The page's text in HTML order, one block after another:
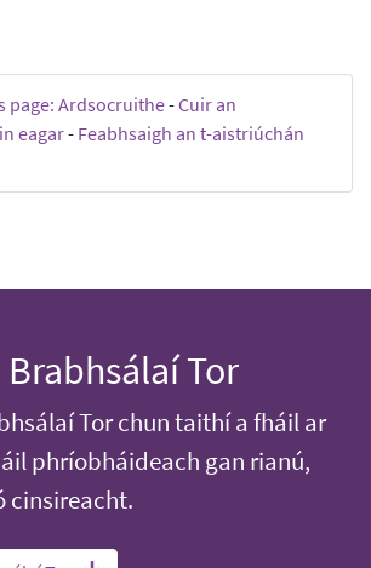
page: Ardsocruithe-Cuir an
eagar- Feabhsaigh an t-aistriúchán
Tor
Tor chun taithí a fháil ar
phríobháideach gan rianú,
cinsireacht.